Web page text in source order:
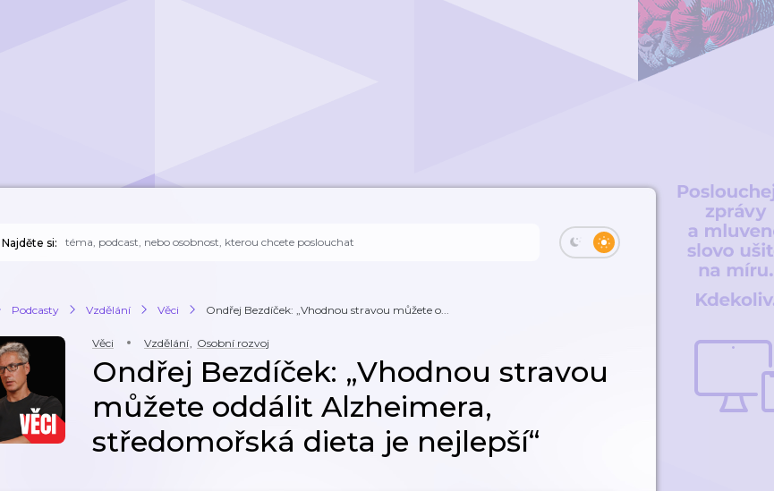
Najděte si:
Podcasty Vzdělání Věci Ondřej Bezdíček: „Vhodnou stravou můžete o...
Věci Vzdělání, Osobní rozvoj
Ondřej Bezdíček: „Vhodnou stravou
můžete oddálit Alzheimera,
středomořská dieta je nejlepší“